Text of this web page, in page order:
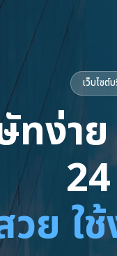
เว็บไซต์
ทง่า
ย ใ